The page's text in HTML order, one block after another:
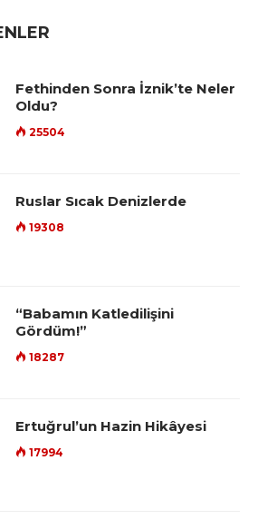
Fethinden Sonra İznik’te Neler
Oldu?
25504
Ruslar Sıcak Denizlerde
19308
“Babamın Katledilişini
Gördüm!”
18287
Ertuğrul’un Hazin Hikâyesi
17994